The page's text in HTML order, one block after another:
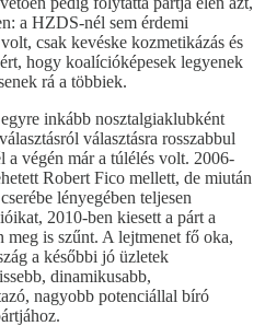
a HZDS-nél sem érdemi
csak kevéske kozmetikázás és
hogy koalícióképesek legyenek
rá a többiek.
inkább nosztalgiaklubként
választásra rosszabbul
a végén már a túlélés volt. 2006-
Robert Fico mellett, de miután
lényegében teljesen
2010-ben kiesett a párt a
is szűnt. A lejtmenet fő oka,
a későbbi jó üzletek
dinamikusabb,
nagyobb potenciállal bíró